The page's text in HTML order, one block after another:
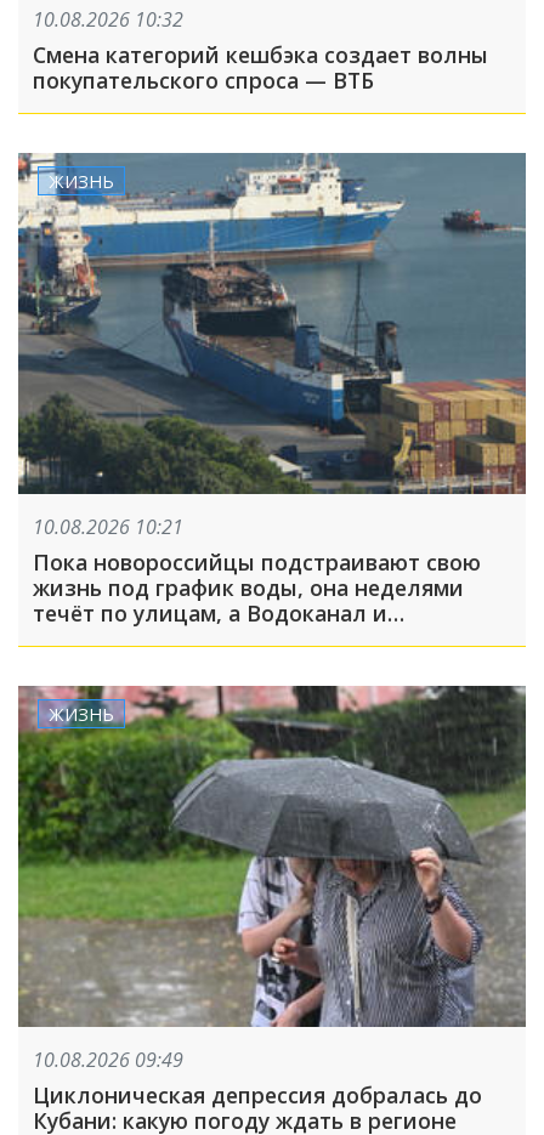
10.08.2026 10:32
Смена категорий кешбэка создает волны
покупательского спроса — ВТБ
ЖИЗНЬ
10.08.2026 10:21
Пока новороссийцы подстраивают свою
жизнь под график воды, она неделями
течёт по улицам, а Водоканал и
ЖИЗНЬ
10.08.2026 09:49
Циклоническая депрессия добралась до
Кубани: какую погоду ждать в регионе